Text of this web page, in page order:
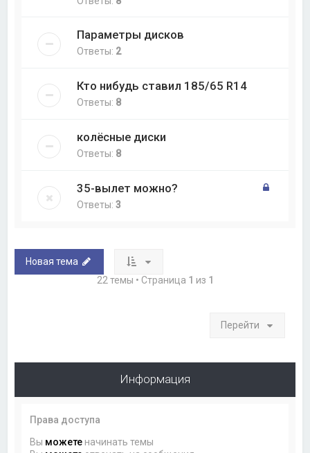
Параметры дисков
Ответы: 2
Кто нибудь ставил 185/65 R14
Ответы: 8
колёсные диски
Ответы: 8
35-вылет можно?
Ответы:3
Новая тема
22 темы • Страница 1 из 1
Перейти
Информация
Права доступа
Вы можете начинать темы